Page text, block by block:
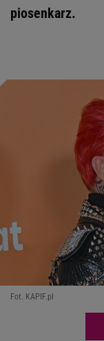
piosenkarz.
Fot. KAPIF.pl